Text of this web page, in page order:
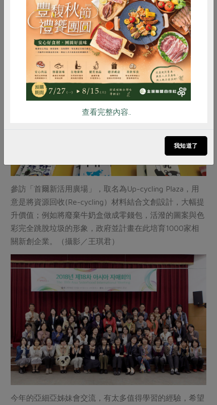
中育兒講座除了教授如何製作離乳食品，也考慮到媽媽忙
於照顧孩子而隨便吃的問題，貼心準備了兼具快速與營養
的料理食譜，令人感動！（圖片／BIOSUPO網站）
參訪「首爾新活用廣場」，取名為Up-cycling Plaza，用
意是將資源回收(Re-cycling）材料結合文創設計，大幅提
升價值；例如將廢棄牛奶盒做成零錢包，活潑的圖案與色
彩完全跳脫垃圾的形象，政府並計畫在此培育1000家相
關新創企業。（攝影／王琪君）
今年的亞細亞姊妹會交流，有太多值得學習的經驗，希望
惜食 RPET 食譜 減硝酸鹽
雞蛋 食安 共同購買
查看完整內容..
我知道了